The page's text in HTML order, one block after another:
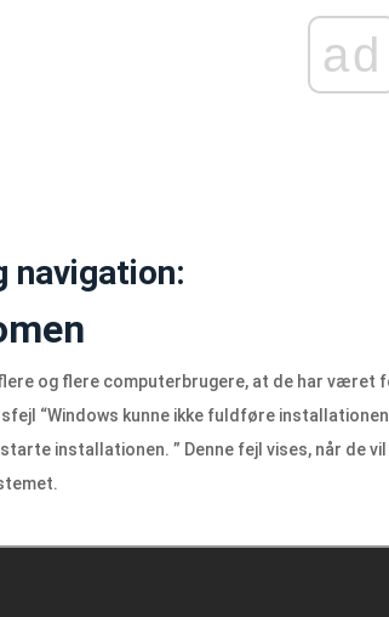
ad
navigation:
flere og flere computerbrugere, at de har
“Windows kunne ikke fuldføre
installationen. ” Denne fejl vises, når de